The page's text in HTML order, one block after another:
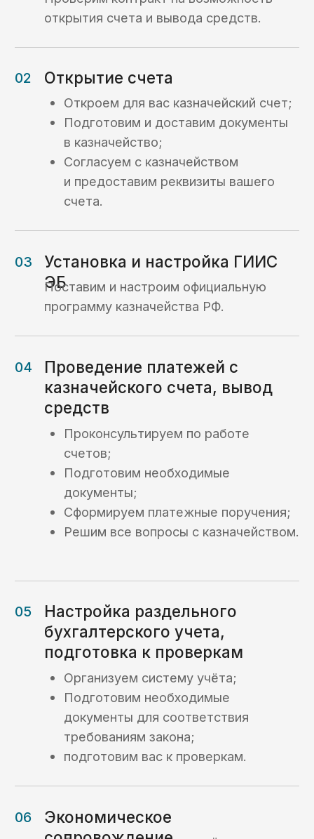
казначейского
Кейс №4
Кейс №5
Кейс №1
Кейс №2
Кейс №3
Открытие
торгово-закупочной
компании
Сопровождение
платежного
процесса
и раздельный учет
с казначейского
казначейского
обеспечения
обязательств (КОО)
Возврат потраченных
на гос контракт
средств
Открытие лицевого
счета, установка ПО,